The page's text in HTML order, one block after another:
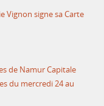
Vignon signe sa Carte
de Namur Capitale
du mercredi 24 au